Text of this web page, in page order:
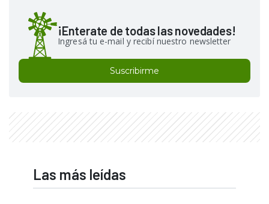
¡Enterate de todas las novedades!
Ingresá tu e-mail y recibí nuestro newsletter
Suscribirme
Las más leídas